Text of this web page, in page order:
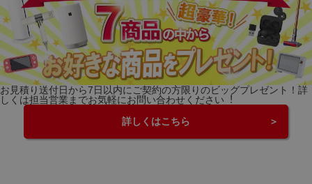
お⾒積り送付⽇から7⽇以内にご契約の⽅限りのビッグプレゼント！詳
しくは担当営業までお気軽にお問い合わせください︕
詳しくはこちら